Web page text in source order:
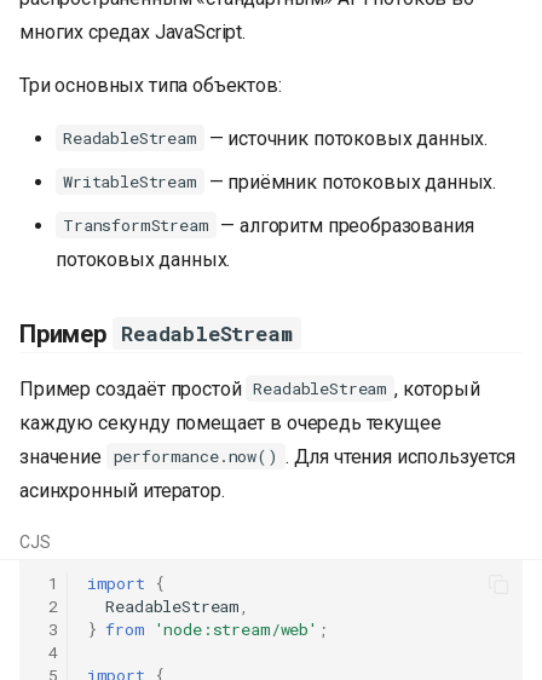
и
к
многих средах JavaScript.
Три основных типа объектов:
ReadableStream — источник потоковых данных.
WritableStream — приёмник потоковых данных.
TransformStream
— алгоритм преобразования
потоковых данных.
Пример ReadableStream
Пример создаёт простой ReadableStream , который
каждую секунду помещает в очередь текущее
значение performance.now() . Для чтения используется
асинхронный итератор.
CJS
1
2
3
4
5
import
{
ReadableStream,
} from 'node:stream/web' ;
import
{